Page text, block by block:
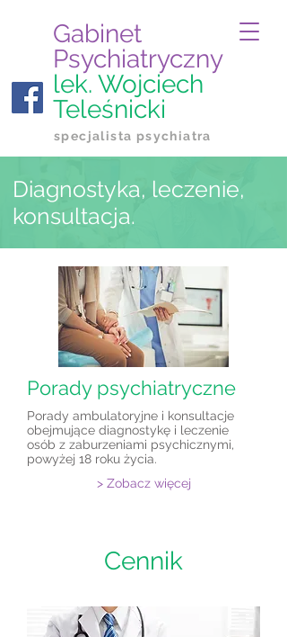
Gabinet
Psychiatryczny
lek. Wojciech
Teleśnicki
specjalista psychiatra
Diagnostyka, leczenie,
konsultacja.
Porady psychiatryczne
Porady ambulatoryjne i konsultacje
obejmujące diagnostykę i leczenie
osób z zaburzeniami psychicznymi,
powyżej 18 roku życia.
> Zobacz więcej
Cennik